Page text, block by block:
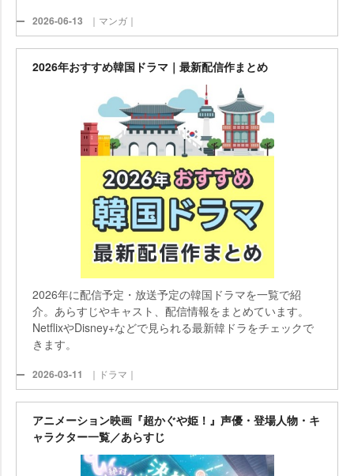
2026-06-13 ｜マンガ｜
2026年おすすめ韓国ドラマ｜最新配信作まとめ
2026年に配信予定・放送予定の韓国ドラマを一覧で紹
介。あらすじやキャスト、配信情報をまとめています。
NetflixやDisney+などで見られる最新韓ドラをチェックで
きます。
2026-03-11 ｜ドラマ｜
アニメーション映画『超かぐや姫！』声優・登場人物・キ
ャラクター一覧／あらすじ